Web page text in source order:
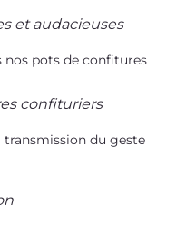
et audacieuses
nos pots de confitures
confituriers
du geste